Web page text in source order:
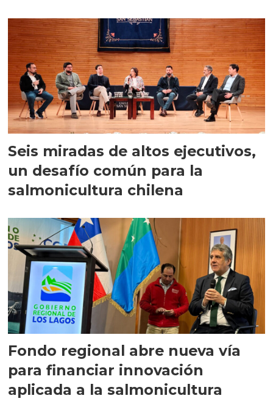
Seis miradas de altos ejecutivos,
un desafío común para la
salmonicultura chilena
Fondo regional abre nueva vía
para financiar innovación
aplicada a la salmonicultura